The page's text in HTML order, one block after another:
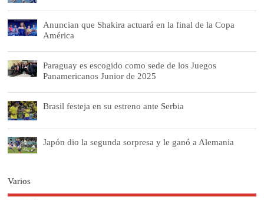
Anuncian que Shakira actuará en la final de la Copa
América
Paraguay es escogido como sede de los Juegos
Panamericanos Junior de 2025
Brasil festeja en su estreno ante Serbia
Japón dio la segunda sorpresa y le ganó a Alemania
Varios